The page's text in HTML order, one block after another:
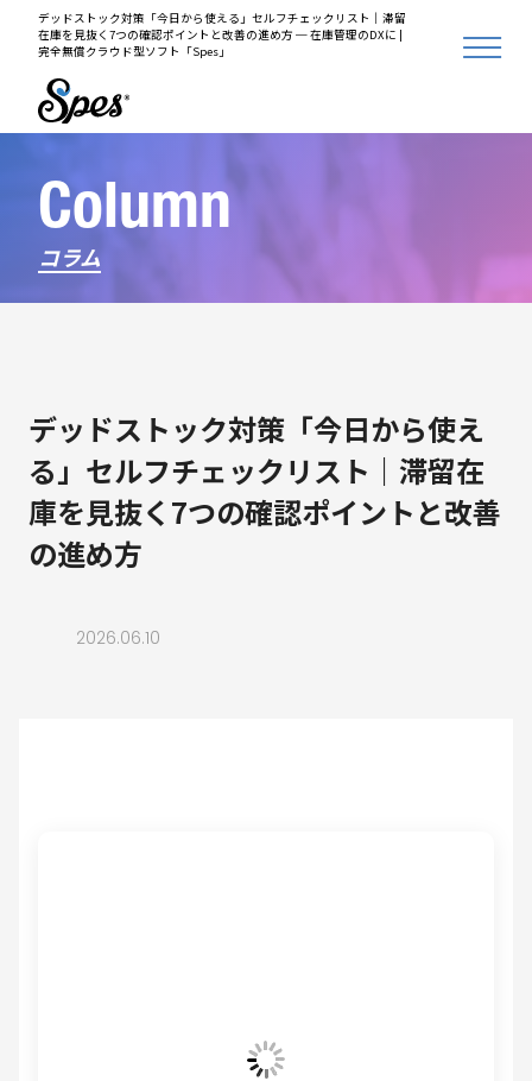
デッドストック対策「今日から使える」セルフチェックリスト｜滞留
在庫を見抜く7つの確認ポイントと改善の進め方 ─ 在庫管理のDXに |
完全無償クラウド型ソフト「Spes」
Column
コラム
デッドストック対策「今日から使え
る」セルフチェックリスト｜滞留在
庫を見抜く7つの確認ポイントと改善
の進め方
2026.06.10